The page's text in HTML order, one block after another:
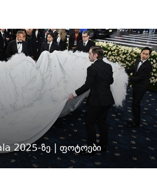
2025-ზე | ფოტოები